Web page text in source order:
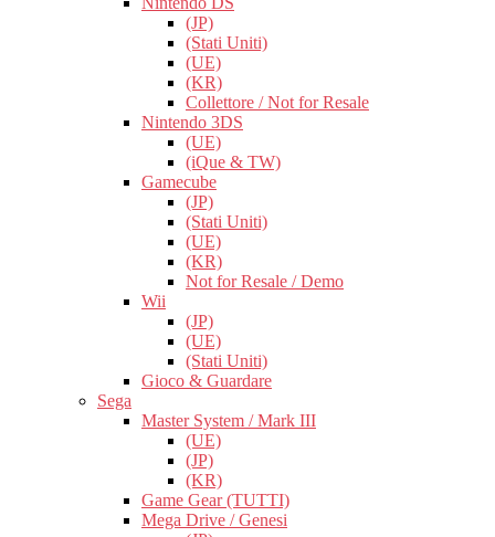
(JP)
(Stati Uniti)
(UE)
(KR)
Collettore / Not for Resale
Nintendo 3DS
(UE)
(iQue & TW)
Gamecube
(JP)
(Stati Uniti)
(UE)
(KR)
Not for Resale / Demo
Wii
(JP)
(UE)
(Stati Uniti)
Gioco & Guardare
Sega
Master System / Mark III
(UE)
(JP)
(KR)
Game Gear (TUTTI)
Mega Drive / Genesi